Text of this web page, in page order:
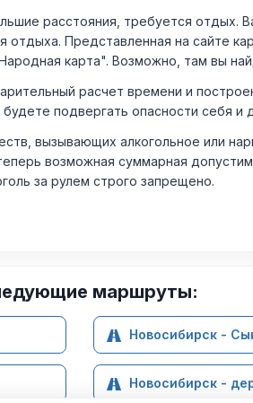
расстояния, требуется отдых.
Представленная на сайте
карта". Возможно, там вы
расчет времени и
подвергать опасности себя и
вызывающих алкогольное или
возможная суммарная
за рулем строго запрещено.
маршруты:
Новосибирск -
Новосибирск -